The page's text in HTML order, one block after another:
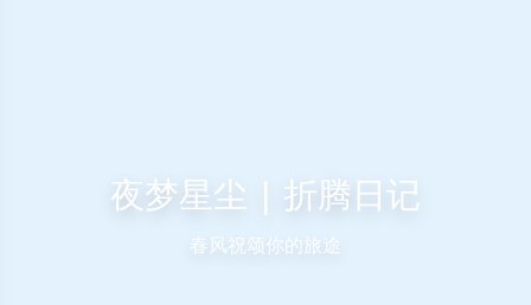
夜梦星尘 | 折腾日记
春风祝颂你的旅途